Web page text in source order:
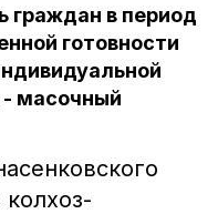
граждан в период
готовности
- масочный